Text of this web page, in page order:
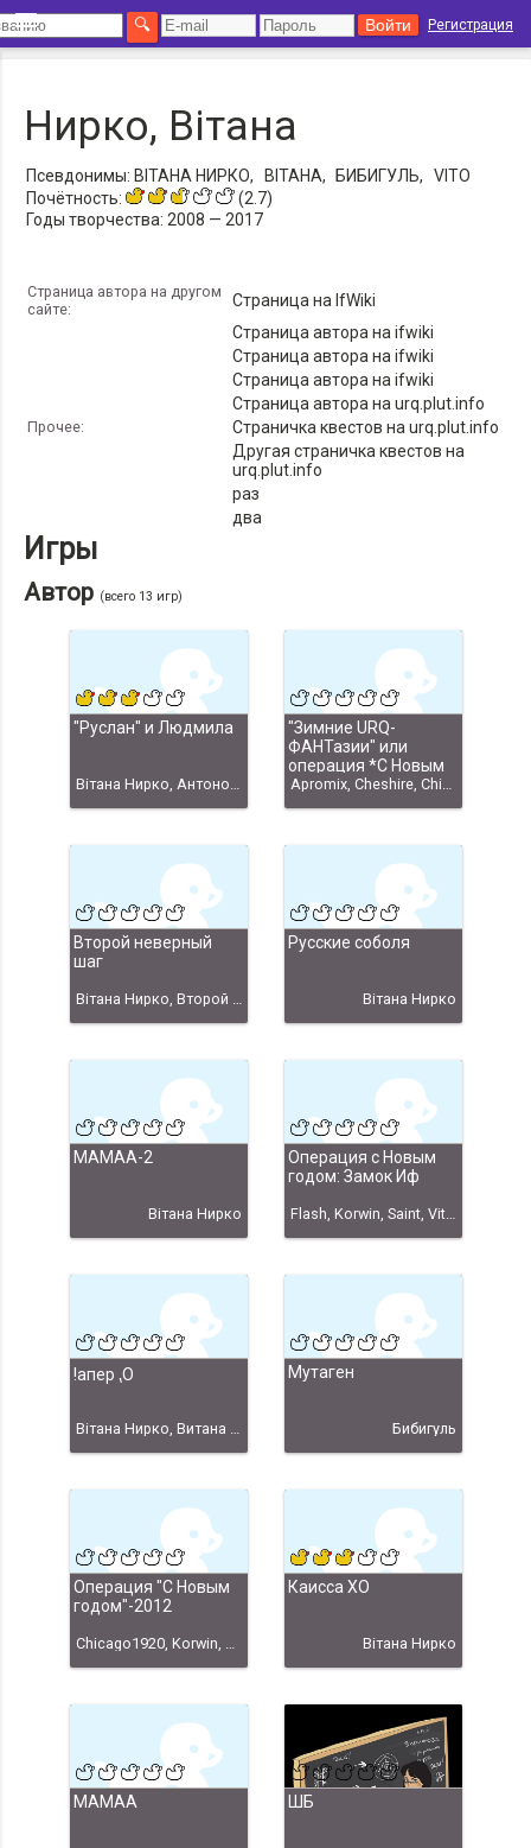
Регистрация
Нирко, Вiтана
Псевдонимы: ВIТАНА НИРКО, ВIТАНА, БИБИГУЛЬ,
VITO
Почётность:
(2.7)
Годы творчества: 2008 — 2017
Страница автора на другом
сайте:
Страница на IfWiki
Страница автора на ifwiki
Страница автора на ifwiki
Страница автора на ifwiki
Страница автора на urq.plut.info
Прочее:
Страничка квестов на urq.plut.info
Другая страничка квестов на
urq.plut.info
раз
два
Игры
Автор (всего 13 игр)
"Руслан" и Людмила
Вiтана Нирко, Антонов, Олег, Пушкин, Александр, АНтонов О. К., Пушкин А. С., и Людмила"" Вiтана Нирко
"Зимние URQ-
ФАНТазии" или
операция *С Новым
Годом-2010!*
Apromix, Cheshire, Chicago1920, frodo, KaPeR, Narratius, noname, Вiтана, Джеймс Поттер, Серый Волк, С новым Годом-2010"
Второй неверный
шаг
Вiтана Нирко, Второй неверный шаг"
Русские соболя
Вiтана Нирко
МАМАА-2
Вiтана Нирко
Операция с Новым
годом: Замок Иф
Flash, Korwin, Saint, Vito, Ajenta, Jenny, Korwin&Jenny, Витана Нiрко
!апер ⹁О
Вiтана Нирко, Витана Нiрко
Мутаген
Бибигуль
Операция "С Новым
годом"-2012
Chicago1920, Korwin, Nansi, Uux, Вiтана Нирко, С Новым годом-2012" Chicago1920
Каисса XO
Вiтана Нирко
МАМАА ШБ